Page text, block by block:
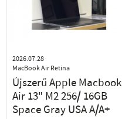
2026.07.28
MacBook Air Retina
Újszerű Apple Macbook
Air 13" M2 256/ 16GB
Space Gray USA A/A+